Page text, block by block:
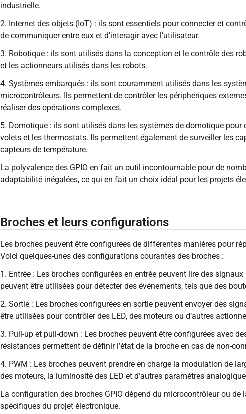
industrielle.
2. Internet des objets (IoT) : ils sont essentiels pour connecter et
de communiquer entre eux et d’interagir avec l’utilisateur.
3. Robotique : ils sont utilisés dans la conception et le contrôle des
et les actionneurs utilisés dans les robots.
4. Systèmes embarqués : ils sont couramment utilisés dans les
microcontrôleurs. Ils permettent de contrôler les périphériques
réaliser des opérations complexes.
5. Domotique : ils sont utilisés dans les systèmes de domotique
volets et les thermostats. Ils permettent également de surveiller les
capteurs de température.
La polyvalence des GPIO en fait un outil incontournable pour de
adaptabilité inégalées, ce qui en fait un choix idéal pour les projets
Broches et leurs configurations
Les broches peuvent être configurées de différentes manières pour
Voici quelques-unes des configurations courantes des broches :
1. Entrée : Les broches configurées en entrée peuvent lire des
peuvent être utilisées pour détecter des événements, tels que des
2. Sortie : Les broches configurées en sortie peuvent envoyer des
être utilisées pour contrôler des LED, des moteurs ou d’autres
3. Pull-up et pull-down : Les broches peuvent être configurées avec
résistances permettent de définir l’état de la broche en cas de non-
4. PWM : Les broches peuvent prendre en charge la modulation de
des moteurs, la luminosité des LED et d’autres paramètres
La configuration des broches GPIO dépend du microcontrôleur ou
spécifiques du projet électronique.